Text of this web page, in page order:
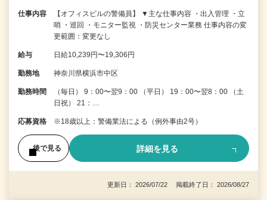
仕事内容
【オフィスビルの警備員】 ▼主な仕事内容 ・出入管理 ・立
哨 ・巡回 ・モニター監視 ・防災センター業務 仕事内容の変
更範囲：変更なし
給与 日給10,239円〜19,306円
勤務地 神奈川県横浜市中区
勤務時間
（毎日） 9：00〜翌9：00 （平日） 19：00〜翌8：00 （土
日祝） 21：…
応募資格 ※18歳以上：警備業法による（例外事由2号）
後で見る 詳細を見る
更新日： 2026/07/22 掲載終了日： 2026/08/27